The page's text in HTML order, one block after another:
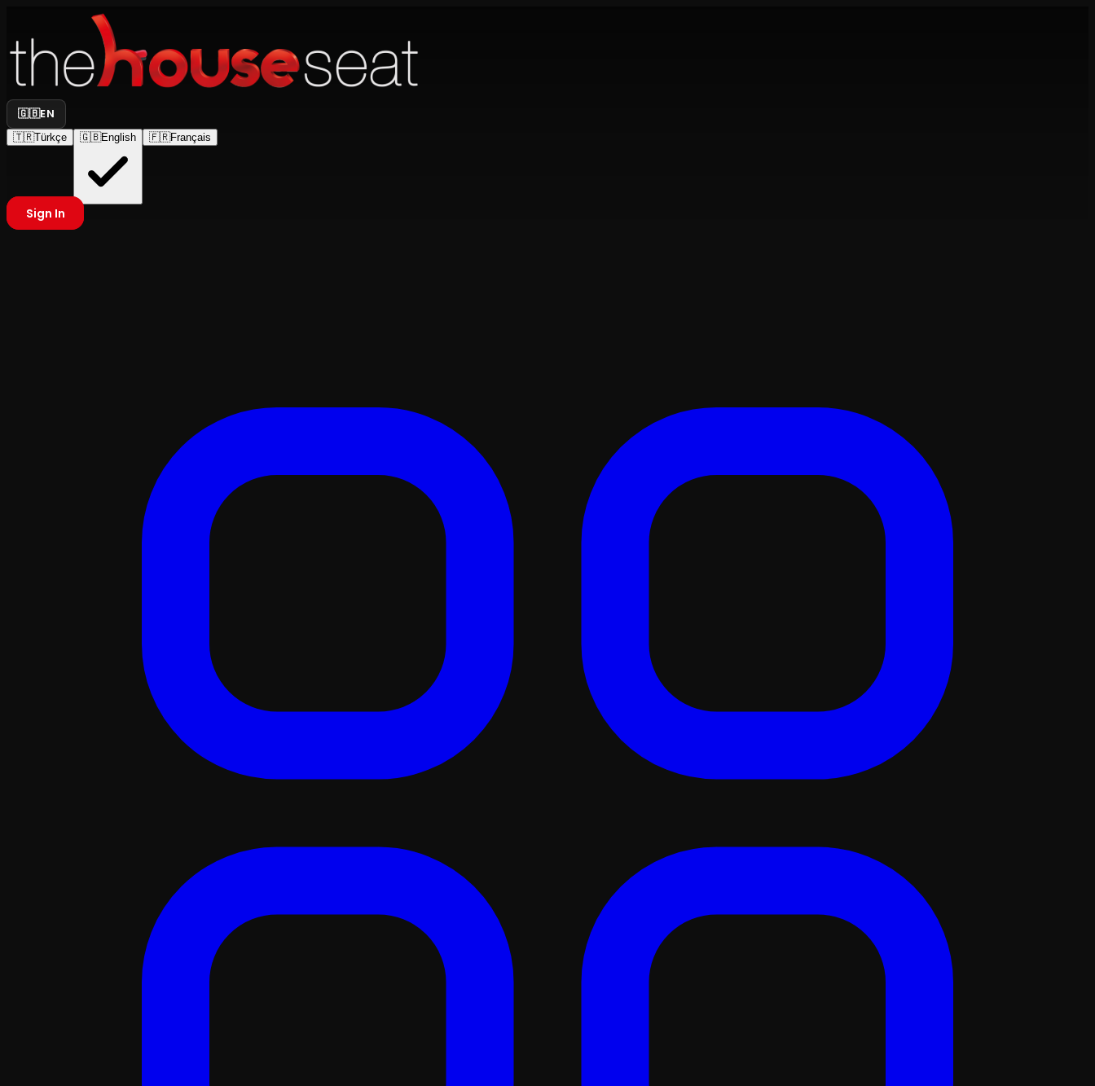
🇬🇧EN
🇹🇷Türkçe 🇬🇧English 🇫🇷Français
Sign In